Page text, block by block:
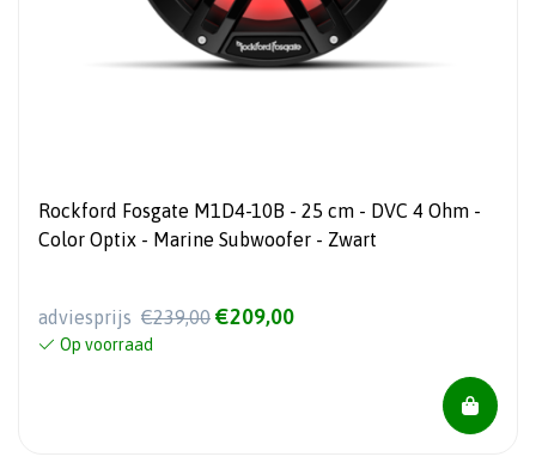
Rockford Fosgate M1D4-10B - 25 cm - DVC 4 Ohm -
Color Optix - Marine Subwoofer - Zwart
adviesprijs €239,00 €209,00
Op voorraad